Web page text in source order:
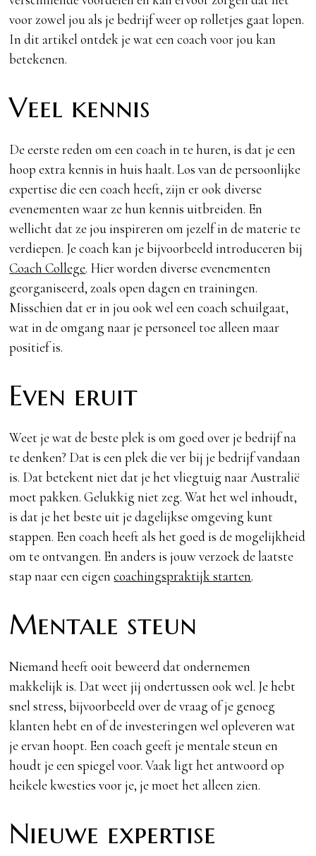
voor zowel jou als je bedrijf weer op rolletjes gaat lopen.
In dit artikel ontdek je wat een coach voor jou kan
betekenen.
Veel kennis
De eerste reden om een coach in te huren, is dat je een
hoop extra kennis in huis haalt. Los van de persoonlijke
expertise die een coach heeft, zijn er ook diverse
evenementen waar ze hun kennis uitbreiden. En
wellicht dat ze jou inspireren om jezelf in de materie te
verdiepen. Je coach kan je bijvoorbeeld introduceren bij
Coach College. Hier worden diverse evenementen
georganiseerd, zoals open dagen en trainingen.
Misschien dat er in jou ook wel een coach schuilgaat,
wat in de omgang naar je personeel toe alleen maar
positief is.
Even eruit
Weet je wat de beste plek is om goed over je bedrijf na
te denken? Dat is een plek die ver bij je bedrijf vandaan
is. Dat betekent niet dat je het vliegtuig naar Australië
moet pakken. Gelukkig niet zeg. Wat het wel inhoudt,
is dat je het beste uit je dagelijkse omgeving kunt
stappen. Een coach heeft als het goed is de mogelijkheid
om te ontvangen. En anders is jouw verzoek de laatste
stap naar een eigencoachingspraktijk starten.
Mentale steun
Niemand heeft ooit beweerd dat ondernemen
makkelijk is. Dat weet jij ondertussen ook wel. Je hebt
snel stress, bijvoorbeeld over de vraag of je genoeg
klanten hebt en of de investeringen wel opleveren wat
je ervan hoopt. Een coach geeft je mentale steun en
houdt je een spiegel voor. Vaak ligt het antwoord op
heikele kwesties voor je, je moet het alleen zien.
Nieuwe expertise